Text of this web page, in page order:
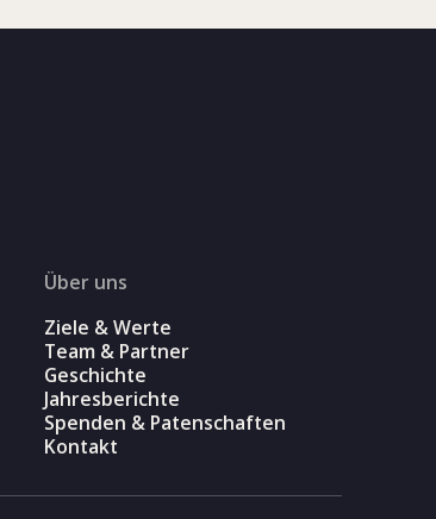
Über uns
Ziele & Werte
Team & Partner
Geschichte
Jahresberichte
Spenden & Patenschaften
Kontakt